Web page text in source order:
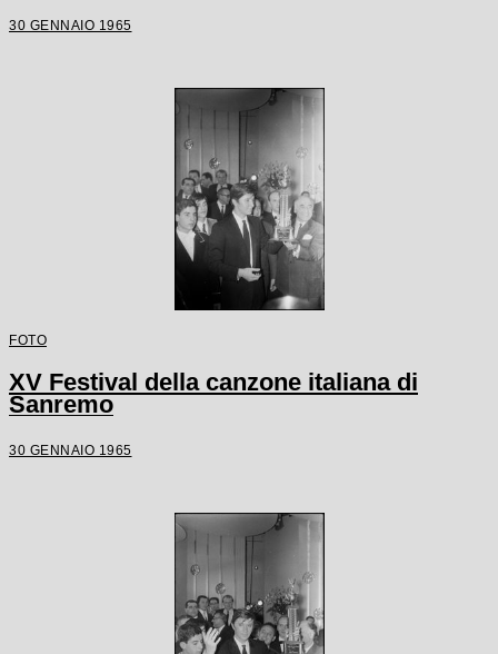
30 GENNAIO 1965
FOTO
XV Festival della canzone italiana di
Sanremo
30 GENNAIO 1965